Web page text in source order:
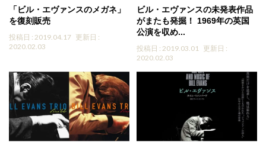
「ビル・エヴァンスのメガネ」
を復刻販売
投稿日 : 2019.04.17 更新日 :
2020.02.03
ビル・エヴァンスの未発表作品
がまたも発掘！ 1969年の英国
公演を収め...
投稿日 : 2019.03.01 更新日 :
2020.02.03